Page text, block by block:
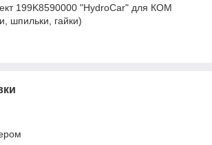
199K8590000 "HydroCar" для КОМ
шпильки, гайки)